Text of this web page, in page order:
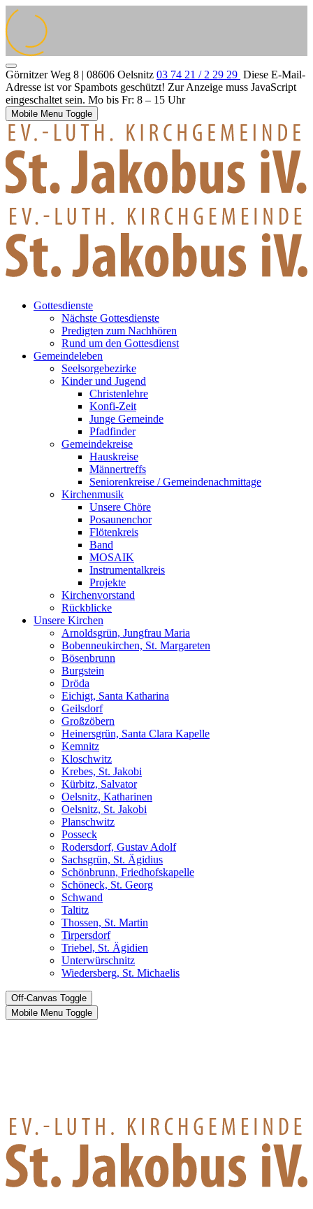
Görnitzer Weg 8 | 08606 Oelsnitz 03 74 21 / 2 29 29 Diese E-Mail-
Adresse ist vor Spambots geschützt! Zur Anzeige muss JavaScript
eingeschaltet sein. Mo bis Fr: 8 – 15 Uhr
Mobile Menu Toggle
Gottesdienste
Nächste Gottesdienste
Predigten zum Nachhören
Rund um den Gottesdienst
Gemeindeleben
Seelsorgebezirke
Kinder und Jugend
Christenlehre
Konfi-Zeit
Junge Gemeinde
Pfadfinder
Gemeindekreise
Hauskreise
Männertreffs
Seniorenkreise / Gemeindenachmittage
Kirchenmusik
Unsere Chöre
Posaunenchor
Flötenkreis
Band
MOSAIK
Instrumentalkreis
Projekte
Kirchenvorstand
Rückblicke
Unsere Kirchen
Arnoldsgrün, Jungfrau Maria
Bobenneukirchen, St. Margareten
Bösenbrunn
Burgstein
Dröda
Eichigt, Santa Katharina
Geilsdorf
Großzöbern
Heinersgrün, Santa Clara Kapelle
Kemnitz
Kloschwitz
Krebes, St. Jakobi
Kürbitz, Salvator
Oelsnitz, Katharinen
Oelsnitz, St. Jakobi
Planschwitz
Posseck
Rodersdorf, Gustav Adolf
Sachsgrün, St. Ägidius
Schönbrunn, Friedhofskapelle
Schöneck, St. Georg
Schwand
Taltitz
Thossen, St. Martin
Tirpersdorf
Triebel, St. Ägidien
Unterwürschnitz
Wiedersberg, St. Michaelis
Off-Canvas Toggle
Mobile Menu Toggle